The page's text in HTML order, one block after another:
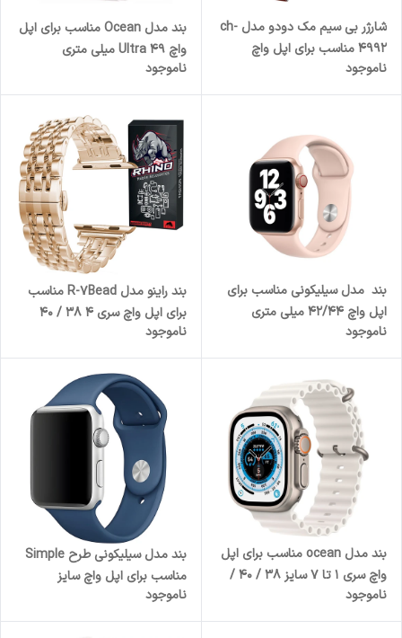
شارژر بی سیم مک دودو مدل ch-
4992 مناسب برای اپل واچ
ناموجود
بند مدل Ocean مناسب برای اپل
واچ Ultra 49 میلی متری
ناموجود
بند مدل سیلیکونی مناسب برای
اپل واچ 42/44 میلی متری
ناموجود
بند راینو مدل R-7Bead مناسب
برای اپل واچ سری 4 38 / 40
میلی متری
ناموجود
بند مدل ocean مناسب برای اپل
واچ سری 1 تا 7 سایز 38 / 40 /
41 میلی متر
ناموجود
بند مدل سیلیکونی طرح Simple
مناسب برای اپل واچ سایز
38/40/41 میلی متری
ناموجود